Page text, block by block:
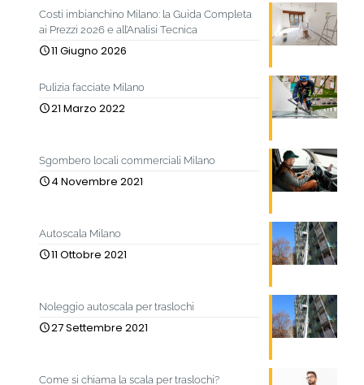
Costi imbianchino Milano: la Guida Completa
ai Prezzi 2026 e all’Analisi Tecnica
11 Giugno 2026
Pulizia facciate Milano
21 Marzo 2022
Sgombero locali commerciali Milano
4 Novembre 2021
Autoscala Milano
11 Ottobre 2021
Noleggio autoscala per traslochi
27 Settembre 2021
Come si chiama la scala per traslochi?